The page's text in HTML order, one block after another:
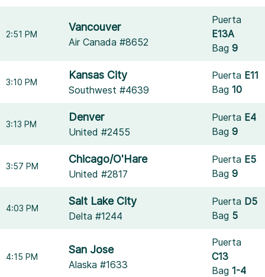
2:51 PM
Vancouver
Air Canada #8652
Puerta
E13A
Bag9
3:10 PM
Kansas City
Southwest #4639
Puerta E11
Bag10
3:13 PM
Denver
United #2455
Puerta E4
Bag9
3:57 PM
Chicago/O'Hare
United #2817
Puerta E5
Bag9
4:03 PM
Salt Lake City
Delta #1244
Puerta D5
Bag 5
4:15 PM
San Jose
Alaska #1633
Puerta
C13
Bag1-4